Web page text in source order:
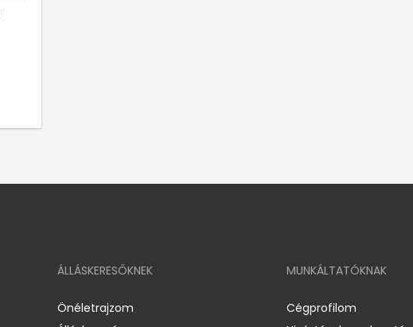
ÁLLÁSKERESŐKNEK
Önéletrajzom
MUNKÁLTATÓKNAK
Cégprofilom